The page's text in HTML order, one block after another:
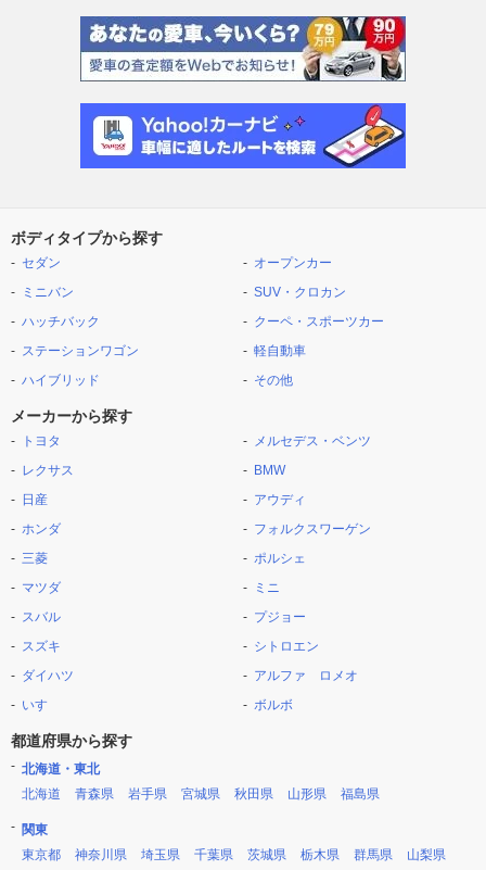
ボディタイプから探す
セダン
ミニバン
ハッチバック
ステーションワゴン
ハイブリッド
オープンカー
SUV・クロカン
クーペ・スポーツカー
軽自動車
その他
メーカーから探す
トヨタ
レクサス
日産
ホンダ
三菱
マツダ
スバル
スズキ
ダイハツ
いすゞ
メルセデス・ベンツ
BMW
アウディ
フォルクスワーゲン
ポルシェ
ミニ
プジョー
シトロエン
アルファ ロメオ
ボルボ
都道府県から探す
北海道・東北
北海道
青森県 岩手県 宮城県 秋田県 山形県 福島県
関東
東京都
神奈川県 埼玉県 千葉県 茨城県 栃木県 群馬県 山梨県